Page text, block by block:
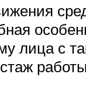
лица с